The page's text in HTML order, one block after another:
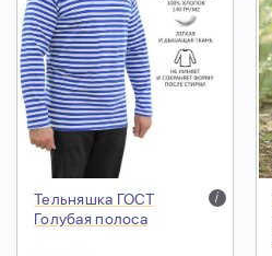
Тельняшка ГОСТ
Голубая полоса
i